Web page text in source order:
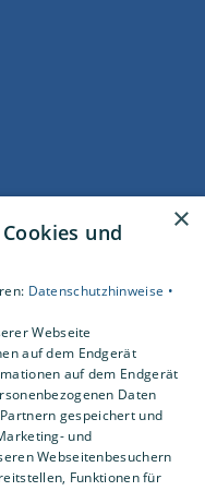
benötigen wir
Sie in unserer
×
und
Datenschutzhinweise •
Webseite
auf dem Endgerät
auf dem Endgerät
Daten
gespeichert und
und
Webseitenbesuchern
Funktionen für